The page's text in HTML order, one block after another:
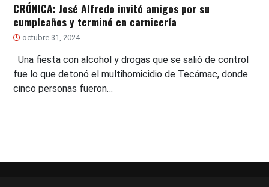
CRÓNICA: José Alfredo invitó amigos por su
cumpleaños y terminó en carnicería
octubre 31, 2024
Una fiesta con alcohol y drogas que se salió de control
fue lo que detonó el multihomicidio de Tecámac, donde
cinco personas fueron…